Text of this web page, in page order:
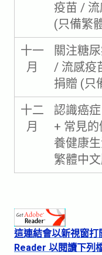
疫苗 / 流
(只備繁
十一
月
關注糖
/ 流感疫
捐贈 (只
十二
月
認識癌
+ 常見
養健康
繁體中
這連結會以新視窗打
Reader 以閱讀下列